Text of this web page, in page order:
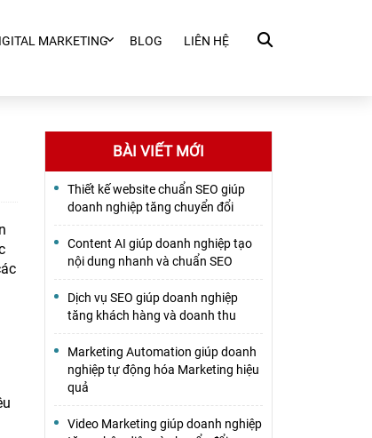
MARKETING BLOG LIÊN HỆ
BÀI VIẾT MỚI
Thiết kế website chuẩn SEO giúp
doanh nghiệp tăng chuyển đổi
Content AI giúp doanh nghiệp tạo
nội dung nhanh và chuẩn SEO
Dịch vụ SEO giúp doanh nghiệp
tăng khách hàng và doanh thu
Marketing Automation giúp doanh
nghiệp tự động hóa Marketing hiệu
quả
Video Marketing giúp doanh nghiệp